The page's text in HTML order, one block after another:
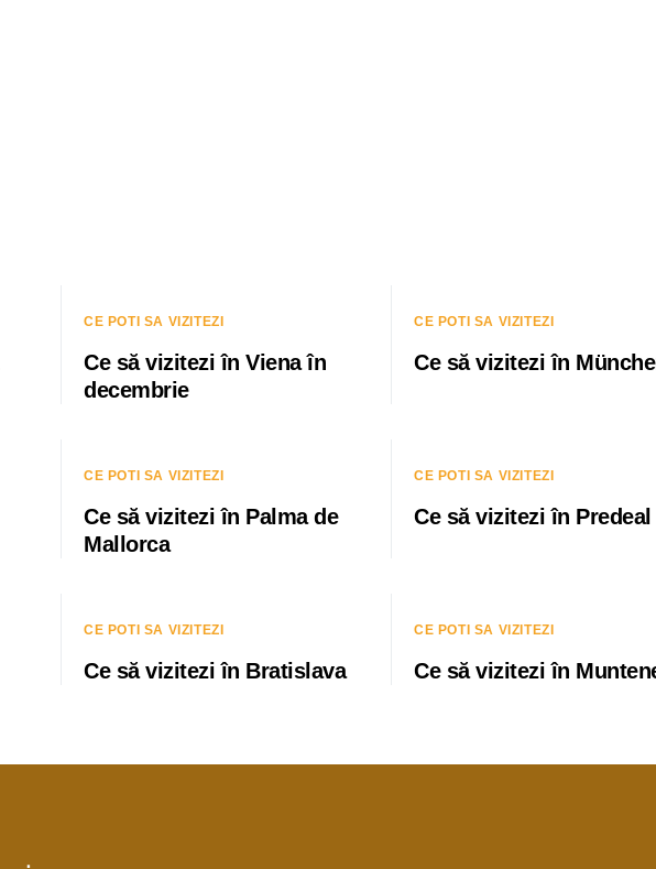
CE POTI SA VIZITEZI
Ce să vizitezi în Viena în
decembrie
CE POTI SA VIZITEZI
Ce să vizitezi în
CE POTI SA VIZITEZI
Ce să vizitezi în Palma de
Mallorca
CE POTI SA VIZITEZI
Ce să vizitezi în Predeal
CE POTI SA VIZITEZI
Ce să vizitezi în Bratislava
CE POTI SA VIZITEZI
Ce să vizitezi în